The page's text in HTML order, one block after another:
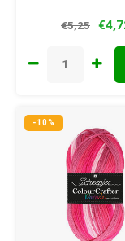
€5,25
-10%